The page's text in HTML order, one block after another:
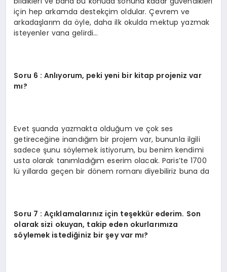
için hep arkamda destekçim oldular. Çevrem ve
arkadaşlarım da öyle, daha ilk okulda mektup yazmak
isteyenler vana gelirdi…
Soru 6 : Anlıyorum, peki yeni bir kitap projeniz var
mı?
Evet şuanda yazmakta olduğum ve çok ses
getireceğine inandığım bir projem var, bununla ilgili
sadece şunu söylemek istiyorum, bu benim kendimi
usta olarak tanımladığım eserim olacak. Paris’te 1700
lü yıllarda geçen bir dönem romanı diyebiliriz buna da
Soru 7 : Açıklamalarınız için teşekkür ederim. Son
olarak sizi okuyan, takip eden okurlarımıza
söylemek istediğiniz bir şey var mı?